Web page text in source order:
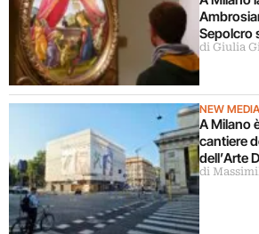
Sepolcro
agosto
di Giulia
NEW MEDIA
A Milano
cantiere
dell’Arte
5 anni ma
di